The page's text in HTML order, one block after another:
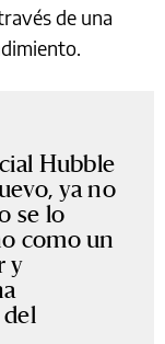
de una
Hubble
ya no
se lo
como un
y